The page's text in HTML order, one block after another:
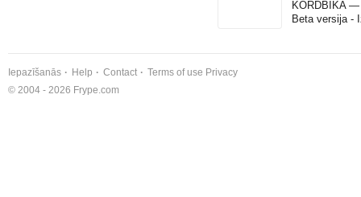
KORDBIKA
Beta versija -
Iepazīšanās Help Contact Terms of use Privacy
© 2004 - 2026 Frype.com